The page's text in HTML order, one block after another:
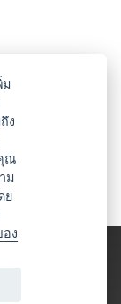
ม
ง
ณ
ม
ย
ง